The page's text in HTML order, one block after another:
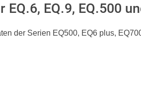
EQ.9, EQ.500
der Serien EQ500, EQ6 plus,